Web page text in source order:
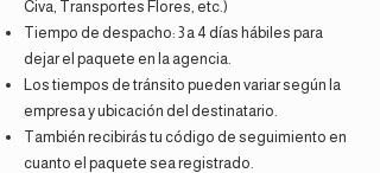
Civa, Transportes Flores, etc.)
Tiempo de despacho: 3 a 4 días hábiles para
dejar el paquete en la agencia.
Los tiempos de tránsito pueden variar según la
empresa y ubicación del destinatario.
También recibirás tu código de seguimiento en
cuanto el paquete sea registrado.